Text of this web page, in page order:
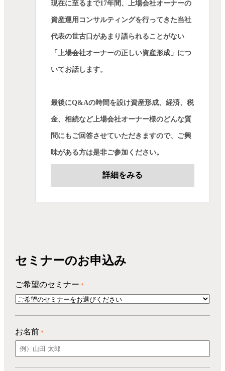
現在に至るまで17年間、上場会社オーナーの
資産運用コンサルティングを行ってきた当社
代表の世古口があまり語られることがない
「上場会社オーナーの正しい資産形成」につ
いてお話します。
最後にQ&Aの時間を設け資産形成、経済、税
金、相続など上場会社オーナー様のどんな質
問にもご回答させていただきますので、ご興
味がある方は是非ご参加ください。
詳細をみる
セミナーのお申込み
ご希望のセミナー ＊
お名前 ＊